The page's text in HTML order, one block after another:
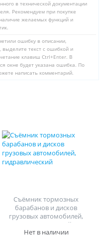
в технической документации
Рекомендуем при покупке
желаемых функций и
ошибку в описании,
выделите текст с ошибкой и
клавиш Ctrl+Enter. В
окне будет указана ошибка. По
написать комментарий.
Съёмник тормозных
барабанов и дисков
грузовых автомобилей,
гидравлический
Нет в наличии